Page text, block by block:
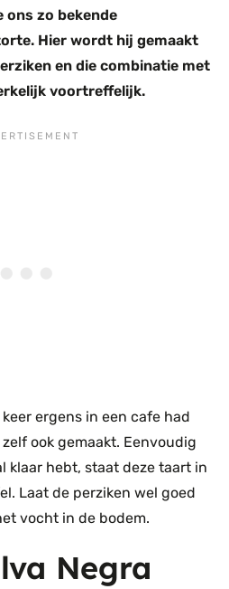
ons zo bekende
Hier wordt hij gemaakt
en die combinatie met
voortreffelijk.
ergens in een cafe had
ook gemaakt. Eenvoudig
klaar hebt, staat deze taart in
Laat de perziken wel goed
vocht in de bodem.
Negra